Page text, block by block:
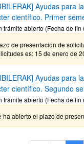
Ayudas para
científico. Primer
trámite abierto (Fecha de
de presentación de
es: 15 de enero de
Ayudas para
científico. Segundo
trámite abierto (Fecha de
ha abierto el plazo de